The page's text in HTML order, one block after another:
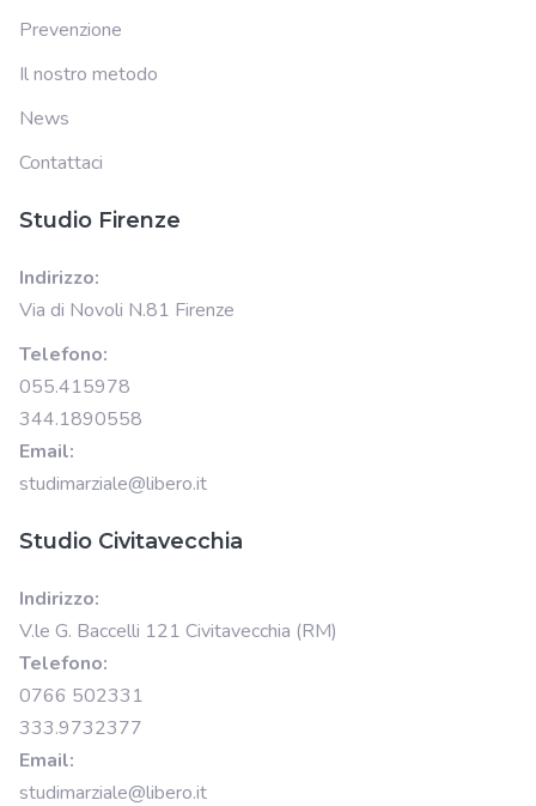
Prevenzione
Il nostro metodo
News
Contattaci
Studio Firenze
Indirizzo:
Via di Novoli N.81 Firenze
Telefono:
055.415978
344.1890558
Email:
studimarziale@libero.it
Studio Civitavecchia
Indirizzo:
V.le G. Baccelli 121 Civitavecchia (RM)
Telefono:
0766 502331
333.9732377
Email:
studimarziale@libero.it